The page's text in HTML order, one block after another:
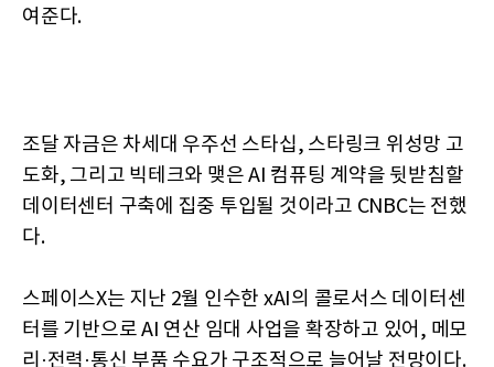
여준다.
조달 자금은 차세대 우주선 스타십, 스타링크 위성망 고
도화, 그리고 빅테크와 맺은 AI 컴퓨팅 계약을 뒷받침할
데이터센터 구축에 집중 투입될 것이라고 CNBC는 전했
다.
스페이스X는 지난 2월 인수한 xAI의 콜로서스 데이터센
터를 기반으로 AI 연산 임대 사업을 확장하고 있어, 메모
리·전력·통신 부품 수요가 구조적으로 늘어날 전망이다.